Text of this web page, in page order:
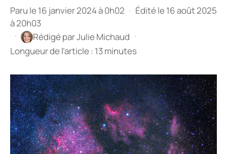
Paru le 16 janvier 2024 à 0h02 · Édité le 16 août 2025
à 20h03
·
Rédigé parJulie Michaud ·
Longueur de l’article : 13 minutes